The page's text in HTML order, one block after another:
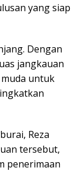
yang siap
Dengan
jangkauan
untuk
Reza
tersebut,
penerimaan